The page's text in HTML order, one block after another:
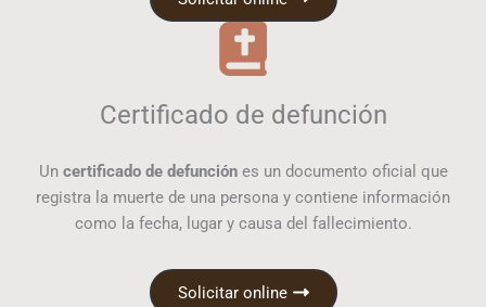
Certificado de defunción
Un certificado de defunciónes un documento oficial que
registra la muerte de una persona y contiene información
como la fecha, lugar y causa del fallecimiento.
Solicitar online